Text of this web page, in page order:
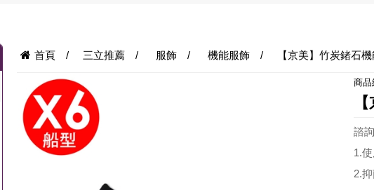
首頁 / 三立推薦 / 服飾 / 機能服飾 / 【京美】竹炭鍺石
商品
諮
1.
2.